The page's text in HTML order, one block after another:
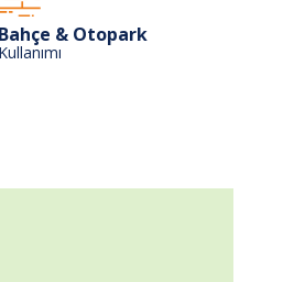
Bahçe & Otopark
Kullanımı